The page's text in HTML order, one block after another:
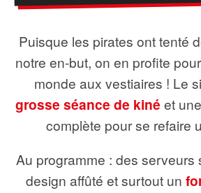
Puisque les pirates ont tenté
notre en-but, on en profite
monde aux vestiaires ! Le
grosse séance de kiné et
complète pour se refaire
Au programme : des serveurs
design affûté et surtout un